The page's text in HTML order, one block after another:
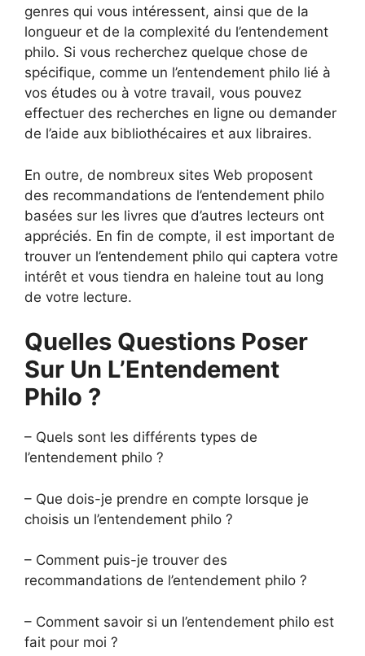
genres qui vous intéressent, ainsi que de la
longueur et de la complexité du l’entendement
philo. Si vous recherchez quelque chose de
spécifique, comme un l’entendement philo lié à
vos études ou à votre travail, vous pouvez
effectuer des recherches en ligne ou demander
de l’aide aux bibliothécaires et aux libraires.
En outre, de nombreux sites Web proposent
des recommandations de l’entendement philo
basées sur les livres que d’autres lecteurs ont
appréciés. En fin de compte, il est important de
trouver un l’entendement philo qui captera votre
intérêt et vous tiendra en haleine tout au long
de votre lecture.
Quelles Questions Poser
Sur Un L’Entendement
Philo ?
– Quels sont les différents types de
l’entendement philo ?
– Que dois-je prendre en compte lorsque je
choisis un l’entendement philo ?
– Comment puis-je trouver des
recommandations de l’entendement philo ?
– Comment savoir si un l’entendement philo est
fait pour moi ?